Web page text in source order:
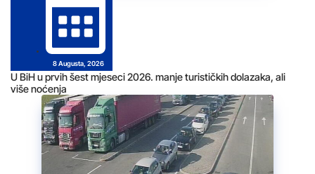
8 Augusta, 2026
U BiH u prvih šest mjeseci 2026. manje turističkih dolazaka, ali
više noćenja